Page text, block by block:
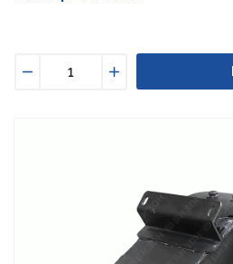
Увеличить